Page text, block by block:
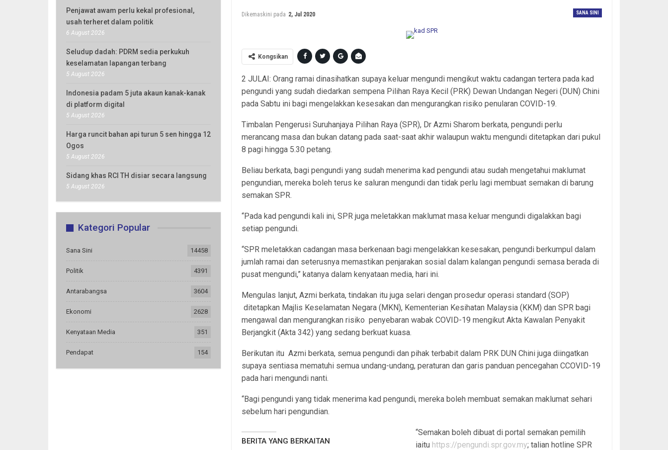
SANA SINI
Dikemaskini pada 2, Jul 2020
Kongsikan
2 JULAI: Orang ramai dinasihatkan supaya keluar mengundi mengikut waktu cadangan tertera pada kad
pengundi yang sudah diedarkan sempena Pilihan Raya Kecil (PRK) Dewan Undangan Negeri (DUN) Chini
pada Sabtu ini bagi mengelakkan kesesakan dan mengurangkan risiko penularan COVID-19.
Timbalan Pengerusi Suruhanjaya Pilihan Raya (SPR), Dr Azmi Sharom berkata, pengundi perlu
merancang masa dan bukan datang pada saat-saat akhir walaupun waktu mengundi ditetapkan dari pukul
8 pagi hingga 5.30 petang.
Beliau berkata, bagi pengundi yang sudah menerima kad pengundi atau sudah mengetahui maklumat
pengundian, mereka boleh terus ke saluran mengundi dan tidak perlu lagi membuat semakan di barung
semakan SPR.
“Pada kad pengundi kali ini, SPR juga meletakkan maklumat masa keluar mengundi digalakkan bagi
setiap pengundi.
“SPR meletakkan cadangan masa berkenaan bagi mengelakkan kesesakan, pengundi berkumpul dalam
jumlah ramai dan seterusnya memastikan penjarakan sosial dalam kalangan pengundi semasa berada di
pusat mengundi,” katanya dalam kenyataan media, hari ini.
Mengulas lanjut, Azmi berkata, tindakan itu juga selari dengan prosedur operasi standard (SOP)
ditetapkan Majlis Keselamatan Negara (MKN), Kementerian Kesihatan Malaysia (KKM) dan SPR bagi
mengawal dan mengurangkan risiko penyebaran wabak COVID-19 mengikut Akta Kawalan Penyakit
Berjangkit (Akta 342) yang sedang berkuat kuasa.
Berikutan itu Azmi berkata, semua pengundi dan pihak terbabit dalam PRK DUN Chini juga diingatkan
supaya sentiasa mematuhi semua undang-undang, peraturan dan garis panduan pencegahan CCOVID-19
pada hari mengundi nanti.
“Bagi pengundi yang tidak menerima kad pengundi, mereka boleh membuat semakan maklumat sehari
sebelum hari pengundian.
BERITA YANG BERKAITAN
“Semakan boleh dibuat di portal semakan pemilih
iaitu https://pengundi.spr.gov.my; talian hotline SPR
Penjawat awam perlu kekal profesional,
usah terheret dalam politik
6 August 2026
Seludup dadah: PDRM sedia perkukuh
keselamatan lapangan terbang
5 August 2026
Indonesia padam 5 juta akaun kanak-kanak
di platform digital
5 August 2026
Harga runcit bahan api turun 5 sen hingga 12
Ogos
5 August 2026
Sidang khas RCI TH disiar secara langsung
5 August 2026
Kategori Popular
Sana Sini 14458
Politik 4391
Antarabangsa 3604
Ekonomi 2628
Kenyataan Media 351
Pendapat 154